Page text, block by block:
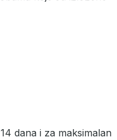
dana i za maksimalan